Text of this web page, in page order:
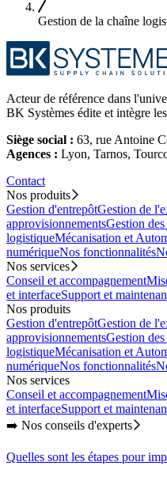
Gestion de la chaîne
Acteur de référence dans
BK Systèmes édite et intègre
Siège social : 63, rue Antoine
Agences : Lyon, Tarnos,
Contact
Nos produits
Gestion d'entrepôtGestion de
approvisionnementsGestion
logistiqueMécanisation et
numériqueNos fonctionnalités
Nos services
Conseil et accompagnement
et interfaceSupport et
Nos produits
Gestion d'entrepôtGestion de
approvisionnementsGestion
logistiqueMécanisation et
numériqueNos fonctionnalités
Nos services
Conseil et accompagnement
et interfaceSupport et
➡️ Nos conseils d'experts
Quelles sont les étapes pour